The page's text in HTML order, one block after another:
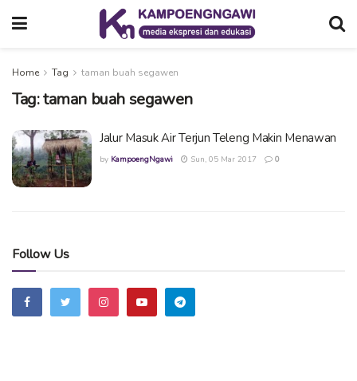
Home Tag taman buah segawen
Tag:taman buah segawen
Jalur Masuk Air Terjun Teleng Makin Menawan
by KampoengNgawi Sun, 05 Mar 2017 0
Follow Us